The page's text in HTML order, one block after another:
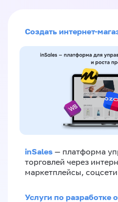
Создать интернет-
inSales — платформа
торговлей через
маркетплейсы,
Услуги по разработке